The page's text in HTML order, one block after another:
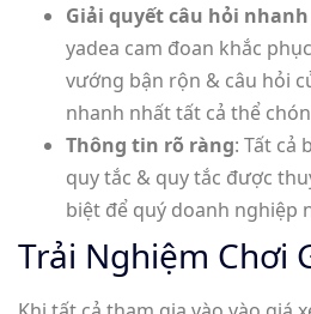
Giải quyết câu hỏi
yadea cam đoan khắc
vướng bận rộn & câu hỏi
nhanh nhất tất cả thể
Thông tin rõ ràng: Tất cả
quy tắc & quy tắc được
biệt để quý doanh nghiệp
Trải Nghiệm Chơi